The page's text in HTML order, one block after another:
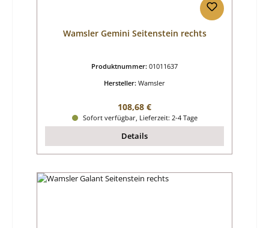
Wamsler Gemini Seitenstein rechts
Produktnummer: 01011637
Hersteller: Wamsler
Regulärer Preis:
108,68 €
Sofort verfügbar, Lieferzeit: 2-4 Tage
Details